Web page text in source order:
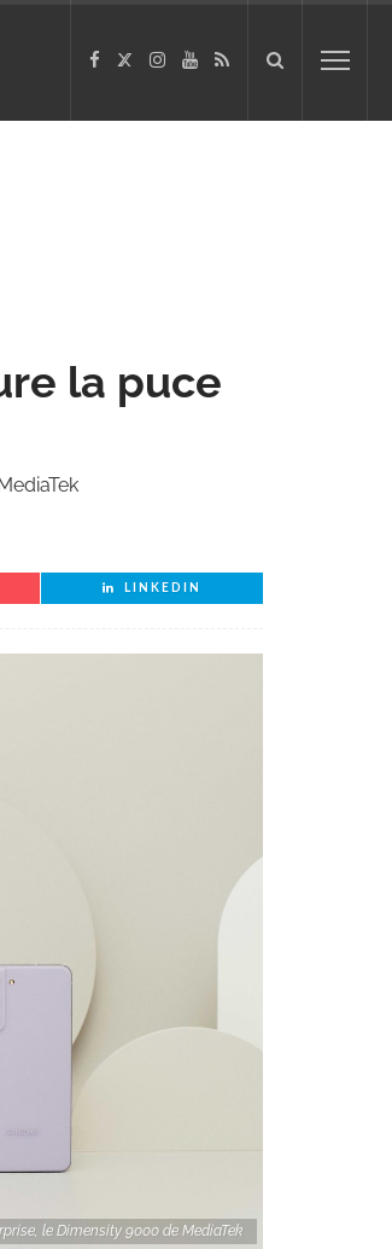
la puce
LINKEDIN
le Dimensity 9000 de MediaTek